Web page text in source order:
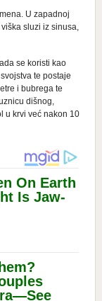
U zapadnoj
sluzi iz sinusa,
se koristi kao
te postaje
i bubrega te
dišnog,
u krvi već nakon 10